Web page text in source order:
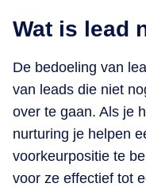
Wat is lead
De bedoeling van
van leads die niet
over te gaan. Als je
nurturing je helpen
voorkeurpositie te
voor ze effectief tot